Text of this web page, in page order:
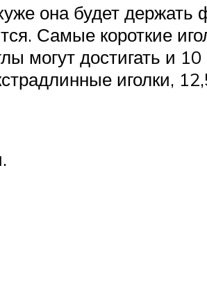
она будет держать
Самые короткие
могут достигать и
иголки,